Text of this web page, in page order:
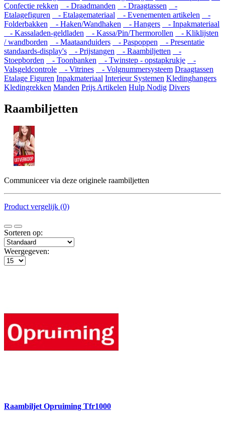
Confectie rekken
- Draadmanden - Draagtassen
-
Etalagefiguren
- Etalagemateriaal - Evenementen artikelen
-
Folderbakken
- Haken/Wandhaken - Hangers
- Inpakmateriaal
- Kassaladen-geldladen
- Kassa/Pin/Thermorollen
- Kliklijsten
/ wandborden
- Maataanduiders - Paspoppen
- Presentatie
standaards-display's
- Prijstangen - Raambiljetten
-
Stoepborden
- Toonbanken - Twinstep - opstapkrukje
-
Valsgeldcontrole
- Vitrines - Volgnummersysteem Draagtassen
Etalage Figuren Inpakmateriaal Interieur Systemen Kledinghangers
Kledingrekken Manden Prijs Artikelen Hulp Nodig Divers
Raambiljetten
Communiceer via deze originele raambiljetten
Product vergelijk (0)
Sorteren op:
Weergegeven:
Raambiljet Opruiming Tfr1000